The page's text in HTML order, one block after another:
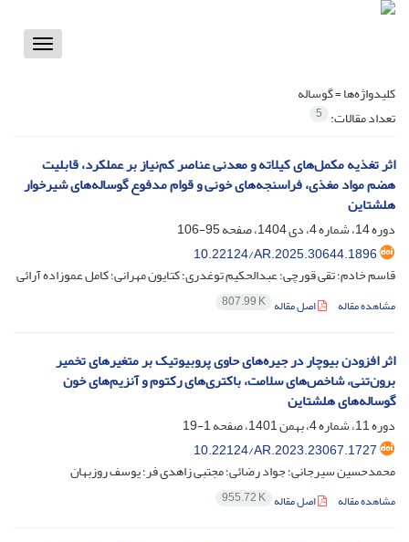
Toggle
کلیدواژه‌ها =گوساله
تعداد مقالات: 5
اثر تغذیه مکمل‌های کیلاته و معدنی عناصر کم‌نیاز بر عملکرد، قابلیت
هضم مواد مغذی، فراسنجه‌های خونی و قوام مدفوع گوساله‌های شیرخوار
هلشتاین
دوره 14، شماره 4، دی 1404، صفحه
95-106
10.22124/AR.2025.30644.1896
قاسم خادم؛ تقی قورچی؛ عبدالحکیم توغدری؛ کتایون مهرانی؛ کامل عموزاده آرائی
مشاهده مقاله اصل مقاله 807.99 K
اثر افزودن بیوچار در جیره‌های حاوی پروبیوتیک بر متغیرهای تخمیر
برون‌تنی، شاخص‌های سلامت، باکتری‌های رکتوم و آنزیم‌های خون
گوساله‌های هلشتاین
دوره 11، شماره 4، بهمن 1401، صفحه
1-19
10.22124/AR.2023.23067.1727
محمدحسین سیرجانی؛ جواد رضائی؛ مجتبی زاهدی فر؛ یوسف روزبهان
مشاهده مقاله اصل مقاله 955.72 K